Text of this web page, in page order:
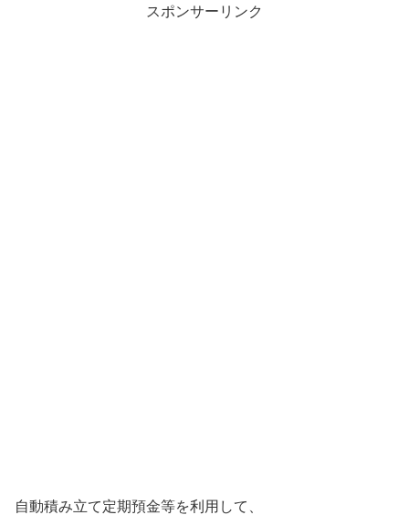
スポンサーリンク
自動積み立て定期預金等を利用して、